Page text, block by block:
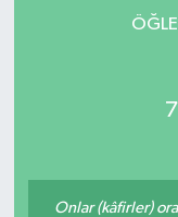
Onlar (kâfirler)
Tüm